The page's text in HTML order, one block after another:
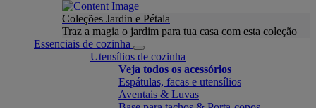
Coleções Jardin e Pétala
Traz a magia o jardim para tua casa com esta coleção
Essenciais de cozinha
Utensílios de cozinha
Veja todos os acessórios
Espátulas, facas e utensílios
Aventais & Luvas